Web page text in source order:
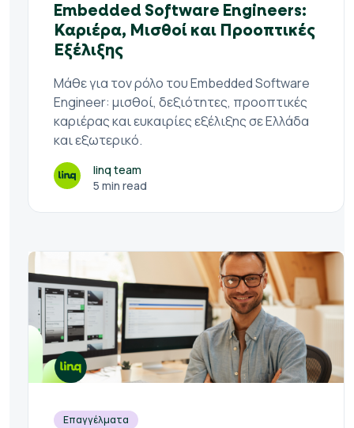
Embedded Software Engineers:
Καριέρα, Μισθοί και Προοπτικές
Εξέλιξης
Μάθε για τον ρόλο του Embedded Software
Engineer: μισθοί, δεξιότητες, προοπτικές
καριέρας και ευκαιρίες εξέλιξης σε Ελλάδα
και εξωτερικό.
linq team
5 min read
Επαγγέλματα